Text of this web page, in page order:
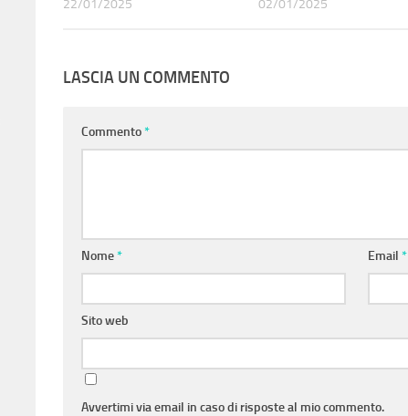
22/01/2025 02/01/2025
LASCIA UN COMMENTO
Commento*
Nome* Email*
Sito web
Avvertimi via email in caso di risposte al mio commento.